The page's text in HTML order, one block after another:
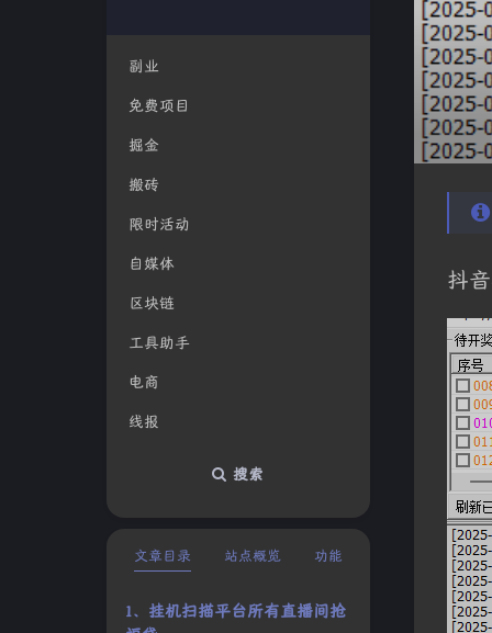
副业
免费项目
掘金
搬砖
限时活动
自媒体
区块链
工具助手
电商
线报
搜索
文章目录 站点概览 功能
1、挂机扫描平台所有直播间抢
抖